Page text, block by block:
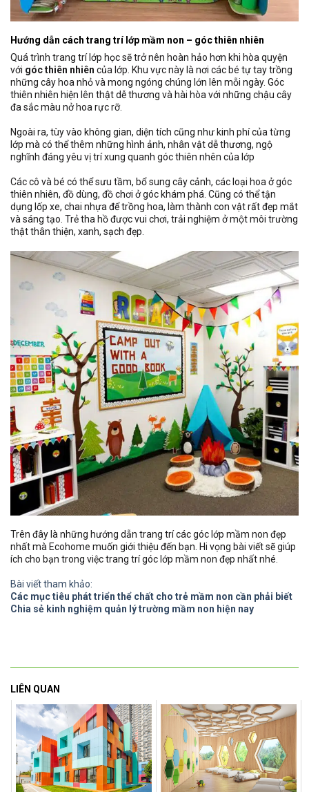
Hướng dẫn cách trang trí lớp mầm non – góc thiên nhiên
Quá trình trang trí lớp học sẽ trở nên hoàn hảo hơn khi hòa quyện
với góc thiên nhiên của lớp. Khu vực này là nơi các bé tự tay trồng
những cây hoa nhỏ và mong ngóng chúng lớn lên mỗi ngày. Góc
thiên nhiên hiện lên thật dễ thương và hài hòa với những chậu cây
đa sắc màu nở hoa rực rỡ.
Ngoài ra, tùy vào không gian, diện tích cũng như kinh phí của từng
lớp mà có thể thêm những hình ảnh, nhân vật dễ thương, ngộ
nghĩnh đáng yêu vị trí xung quanh góc thiên nhên của lớp
Các cô và bé có thể sưu tầm, bổ sung cây cảnh, các loại hoa ở góc
thiên nhiên, đồ dùng, đồ chơi ở góc khám phá. Cũng có thể tận
dụng lốp xe, chai nhựa để trồng hoa, làm thành con vật rất đẹp mắt
và sáng tạo. Trẻ tha hồ được vui chơi, trải nghiệm ở một môi trường
thật thân thiện, xanh, sạch đẹp.
Trên đây là những hướng dẫn trang trí các góc lớp mầm non đẹp
nhất mà Ecohome muốn giới thiệu đến bạn. Hi vọng bài viết sẽ giúp
ích cho bạn trong việc trang trí góc lớp mầm non đẹp nhất nhé.
Bài viết tham khảo:
Các mục tiêu phát triển thể chất cho trẻ mầm non cần phải biết
Chia sẻ kinh nghiệm quản lý trường mầm non hiện nay
LIÊN QUAN